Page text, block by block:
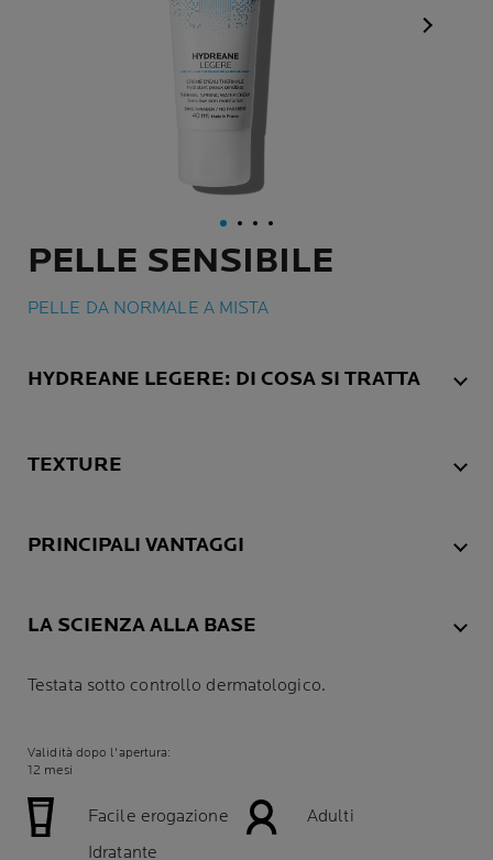
Pannello
PELLE SENSIBILE
PELLE DA NORMALE A MISTA
HYDREANE LEGERE: DI COSA SI TRATTA
TEXTURE
PRINCIPALI VANTAGGI
LA SCIENZA ALLA BASE
Testata sotto controllo dermatologico.
Validità dopo l'apertura:
12 mesi
Facile erogazione
Adulti
Idratante